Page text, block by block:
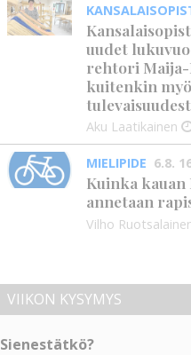
uudet
rehtori Maija-
kuitenkin
Aku Laatikainen
MIELIPIDE 6.8.
Kuinka
annetaan
Vilho
VIIKON KYSYMYS
Sienestätkö?